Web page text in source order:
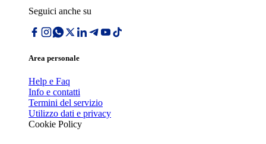
Seguici anche su
Area personale
Help e Faq
Info e contatti
Termini del servizio
Utilizzo dati e privacy
Cookie Policy